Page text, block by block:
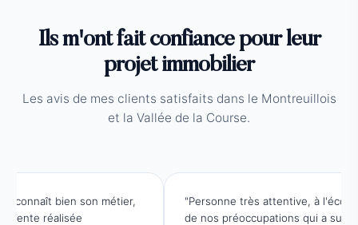
Ils m'ont fait confiance pour leur
projet immobilier
Les avis de mes clients satisfaits dans le Montreuillois
et la Vallée de la Course.
bien son métier,
réalisée
"Personne très attentive, à l'écoute
de nos préoccupations qui a su